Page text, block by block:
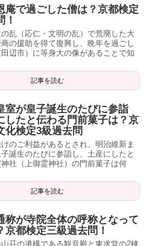
庵で過ごした僧は？京都検定
！
の乱（応仁・文明の乱）で荒廃した大
の援助を得て復興し、晩年を過ごし
辺市）に等身大の像があることで知
記事を読む
室が皇子誕生のたびに参詣
したと伝わる門前菓子は？京
化検定3級過去問
けのご利益があるとされ、明治維新ま
誕生のたびに参詣し、土産にしたと
社（上御霊神社）の門前菓子は何
記事を読む
称が寺院全体の呼称となって
京都検定三級過去問！
山荘の遺構である観音殿と東求堂の2棟